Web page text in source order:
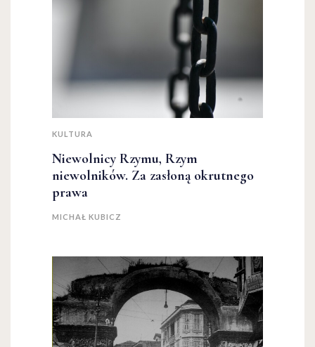
KULTURA
Niewolnicy Rzymu, Rzym
niewolników. Za zasłoną okrutnego
prawa
MICHAŁ KUBICZ